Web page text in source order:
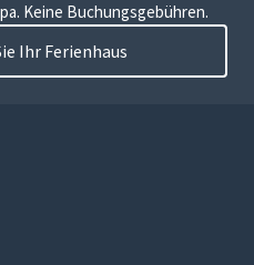
Keine Buchungsgebühren.
Ihr Ferienhaus